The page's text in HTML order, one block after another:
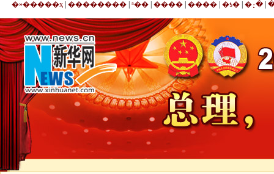
�»�����ҳ| ��������| ʱ��| ����| ���� �ƾ�| �۰�̨|